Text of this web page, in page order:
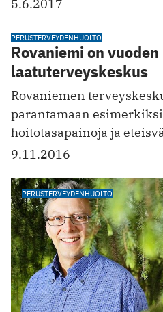
5.6.2017
PERUSTERVEYDENHUOLTO
Rovaniemi on vuoden
laatuterveyskeskus
Rovaniemen
parantamaan
hoitotasapainoja ja
9.11.2016
PERUSTERVEYDENHUOLTO